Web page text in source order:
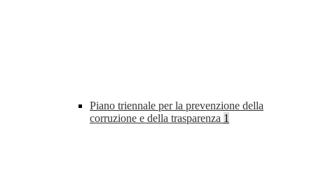
Piano triennale per la prevenzione della
corruzione e della trasparenza 1